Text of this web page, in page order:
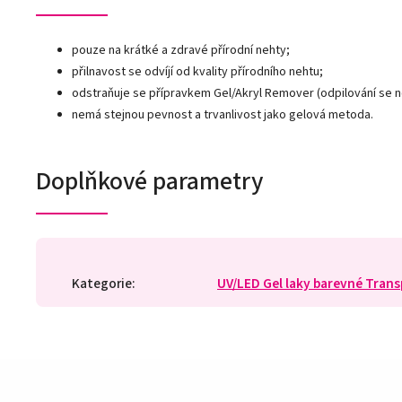
pouze na krátké a zdravé přírodní nehty;
přilnavost se odvíjí od kvality přírodního nehtu;
odstraňuje se přípravkem Gel/Akryl Remover (odpilování se
nemá stejnou pevnost a trvanlivost jako gelová metoda.
Doplňkové parametry
Kategorie: UV/LED Gel laky barevné